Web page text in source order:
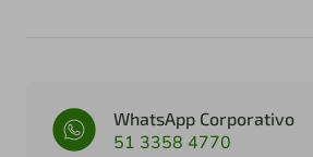
WhatsApp Corporativo
51 3358 4770